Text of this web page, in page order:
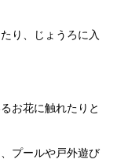
り、じょうろに入
お花に触れたりと
プールや戸外遊び